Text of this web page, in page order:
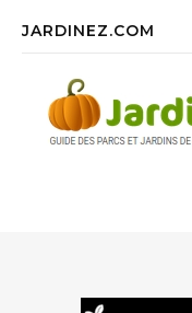
JARDINEZ.COM